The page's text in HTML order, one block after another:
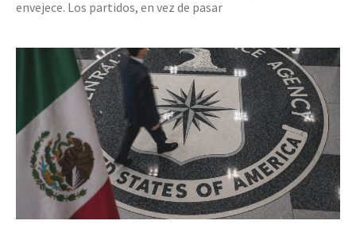
envejece. Los partidos, en vez de pasar